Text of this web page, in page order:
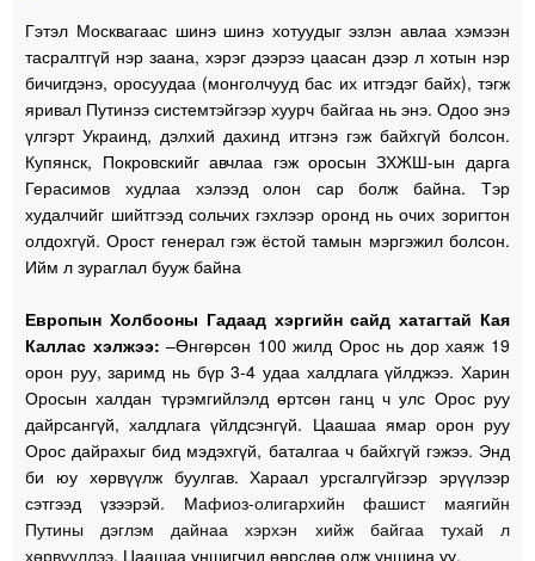
Гэтэл Москвагаас шинэ шинэ хотуудыг эзлэн авлаа хэмээн
тасралтгүй нэр заана, хэрэг дээрээ цаасан дээр л хотын нэр
бичигдэнэ, оросуудаа (монголчууд бас их итгэдэг байх), тэгж
яривал Путинээ системтэйгээр хуурч байгаа нь энэ. Одоо энэ
үлгэрт Украинд, дэлхий дахинд итгэнэ гэж байхгүй болсон.
Купянск, Покровскийг авчлаа гэж оросын ЗХЖШ-ын дарга
Герасимов худлаа хэлээд олон сар болж байна. Тэр
худалчийг шийтгээд сольчих гэхлээр оронд нь очих зоригтон
олдохгүй. Орост генерал гэж ёстой тамын мэргэжил болсон.
Ийм л зураглал бууж байна
Европын Холбооны Гадаад хэргийн сайд хатагтай Кая
Каллас хэлжээ: –Өнгөрсөн 100 жилд Орос нь дор хаяж 19
орон руу, заримд нь бүр 3-4 удаа халдлага үйлджээ. Харин
Оросын халдан түрэмгийлэлд өртсөн ганц ч улс Орос руу
дайрсангүй, халдлага үйлдсэнгүй. Цаашаа ямар орон руу
Орос дайрахыг бид мэдэхгүй, баталгаа ч байхгүй гэжээ. Энд
би юу хөрвүүлж буулгав. Хараал урсгалгүйгээр эрүүлээр
сэтгээд үзээрэй. Мафиоз-олигархийн фашист маягийн
Путины дэглэм дайнаа хэрхэн хийж байгаа тухай л
хөрвүүллээ. Цаашаа уншигчид өөрсдөө олж уншина уу.